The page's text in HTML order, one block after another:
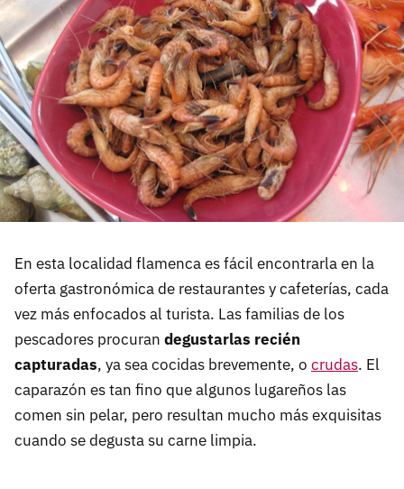
En esta localidad flamenca es fácil encontrarla en la
oferta gastronómica de restaurantes y cafeterías, cada
vez más enfocados al turista. Las familias de los
pescadores procuran degustarlas recién
capturadas, ya sea cocidas brevemente, o crudas. El
caparazón es tan fino que algunos lugareños las
comen sin pelar, pero resultan mucho más exquisitas
cuando se degusta su carne limpia.